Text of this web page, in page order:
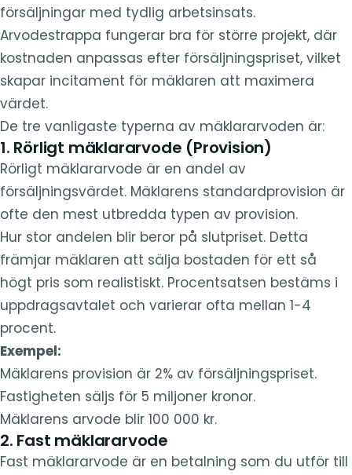
försäljningar med tydlig arbetsinsats.
Arvodestrappa fungerar bra för större projekt, där
kostnaden anpassas efter försäljningspriset, vilket
skapar incitament för mäklaren att maximera
värdet.
De tre vanligaste typerna av mäklararvoden är:
1. Rörligt mäklararvode (Provision)
Rörligt mäklararvode är en andel av
försäljningsvärdet. Mäklarens standardprovision är
ofte den mest utbredda typen av provision.
Hur stor andelen blir beror på slutpriset. Detta
främjar mäklaren att sälja bostaden för ett så
högt pris som realistiskt. Procentsatsen bestäms i
uppdragsavtalet och varierar ofta mellan 1-4
procent.
Exempel:
Mäklarens provision är 2% av försäljningspriset.
Fastigheten säljs för 5 miljoner kronor.
Mäklarens arvode blir 100 000 kr.
2. Fast mäklararvode
Fast mäklararvode är en betalning som du utför till